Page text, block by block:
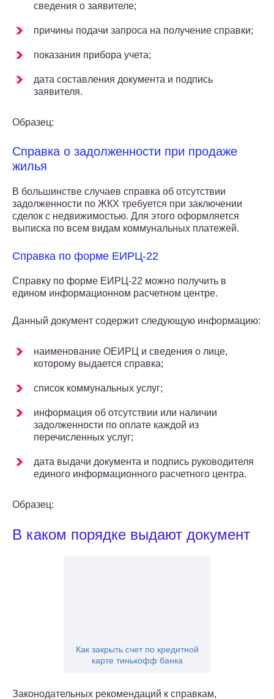
сведения о заявителе;
причины подачи запроса на получение справки;
показания прибора учета;
дата составления документа и подпись
заявителя.
Образец:
Справка о задолженности при продаже
жилья
В большинстве случаев справка об отсутствии
задолженности по ЖКХ требуется при заключении
сделок с недвижимостью. Для этого оформляется
выписка по всем видам коммунальных платежей.
Справка по форме ЕИРЦ-22
Справку по форме ЕИРЦ-22 можно получить в
едином информационном расчетном центре.
Данный документ содержит следующую информацию:
наименование ОЕИРЦ и сведения о лице,
которому выдается справка;
список коммунальных услуг;
информация об отсутствии или наличии
задолженности по оплате каждой из
перечисленных услуг;
дата выдачи документа и подпись руководителя
единого информационного расчетного центра.
Образец:
В каком порядке выдают документ
Как закрыть счет по кредитной
карте тинькофф банка
Законодательных рекомендаций к справкам,